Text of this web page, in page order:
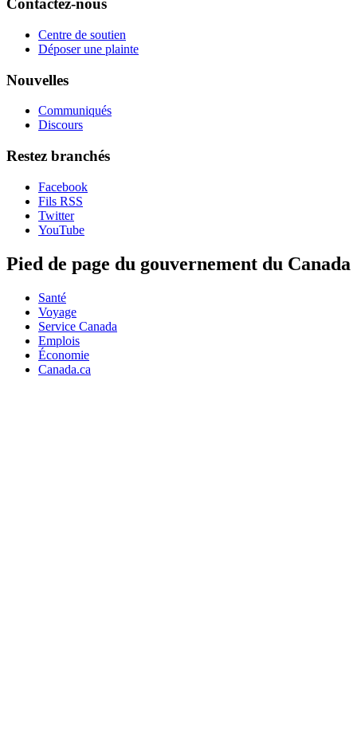
Contactez-nous
Centre de soutien
Déposer une plainte
Nouvelles
Communiqués
Discours
Restez branchés
Facebook
Fils RSS
Twitter
YouTube
Pied de page du gouvernement du Canada
Santé
Voyage
Service Canada
Emplois
Économie
Canada.ca